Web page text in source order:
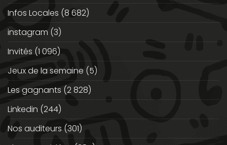
Infos Locales (8 682)
instagram (3)
Invités (1 096)
Jeux de la semaine (5)
Les gagnants (2 828)
Linkedin (244)
Nos auditeurs (301)